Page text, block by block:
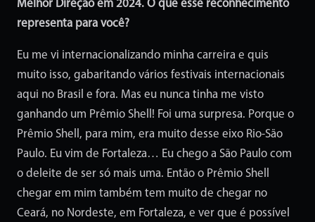
Melhor Direção em 2024. O que esse reconhecimento
representa para você?
Eu me vi internacionalizando minha carreira e quis
muito isso, gabaritando vários festivais internacionais
aqui no Brasil e fora. Mas eu nunca tinha me visto
ganhando um Prêmio Shell! Foi uma surpresa. Porque o
Prêmio Shell, para mim, era muito desse eixo Rio-São
Paulo. Eu vim de Fortaleza… Eu chego a São Paulo com
o deleite de ser só mais uma. Então o Prêmio Shell
chegar em mim também tem muito de chegar no
Ceará, no Nordeste, em Fortaleza, e ver que é possível